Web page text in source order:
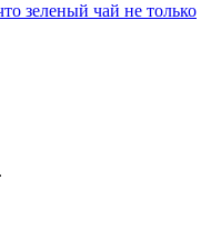
зеленый чай не только